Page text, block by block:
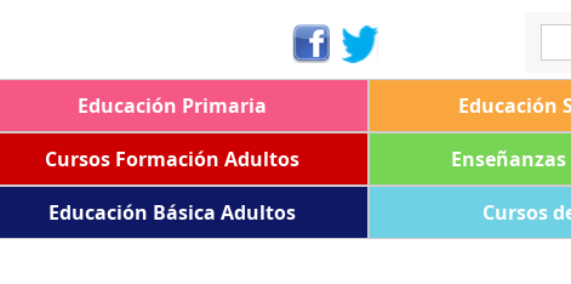
Educación Primaria Educación
Cursos Formación Adultos
Educación Básica Adultos Cursos